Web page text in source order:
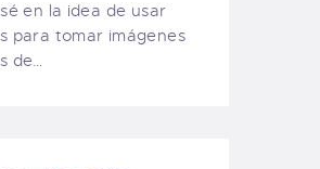
en la idea de usar
para tomar imágenes
de…